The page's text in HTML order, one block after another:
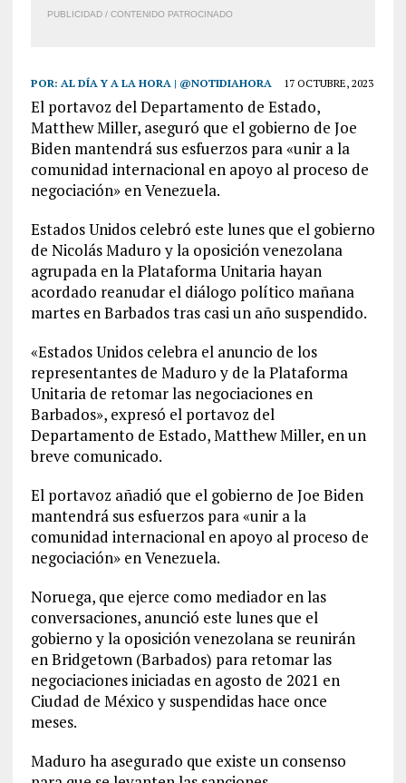
PUBLICIDAD / CONTENIDO PATROCINADO
POR: AL DÍA Y A LA HORA | @NOTIDIAHORA 17 OCTUBRE, 2023
El portavoz del Departamento de Estado,
Matthew Miller, aseguró que el gobierno de Joe
Biden mantendrá sus esfuerzos para «unir a la
comunidad internacional en apoyo al proceso de
negociación» en Venezuela.
Estados Unidos celebró este lunes que el gobierno
de Nicolás Maduro y la oposición venezolana
agrupada en la Plataforma Unitaria hayan
acordado reanudar el diálogo político mañana
martes en Barbados tras casi un año suspendido.
«Estados Unidos celebra el anuncio de los
representantes de Maduro y de la Plataforma
Unitaria de retomar las negociaciones en
Barbados», expresó el portavoz del
Departamento de Estado, Matthew Miller, en un
breve comunicado.
El portavoz añadió que el gobierno de Joe Biden
mantendrá sus esfuerzos para «unir a la
comunidad internacional en apoyo al proceso de
negociación» en Venezuela.
Noruega, que ejerce como mediador en las
conversaciones, anunció este lunes que el
gobierno y la oposición venezolana se reunirán
en Bridgetown (Barbados) para retomar las
negociaciones iniciadas en agosto de 2021 en
Ciudad de México y suspendidas hace once
meses.
Maduro ha asegurado que existe un consenso